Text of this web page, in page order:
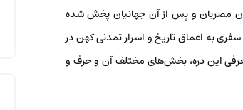
مصریان و پس از آن جهانیان پخش شده
به اعماق تاریخ و اسرار تمدنی کهن در
این دره، بخش‌های مختلف آن و حرف و